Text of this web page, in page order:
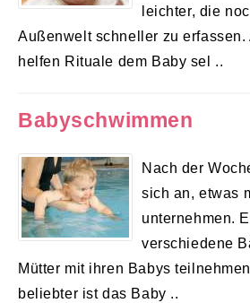
leichter, die
Außenwelt schneller zu erfassen.
helfen Rituale dem Baby sel ..
Babyschwimmen
Nach der
sich an, etwas
unternehmen.
verschiedene
Mütter mit ihren Babys
beliebter ist das Baby ..